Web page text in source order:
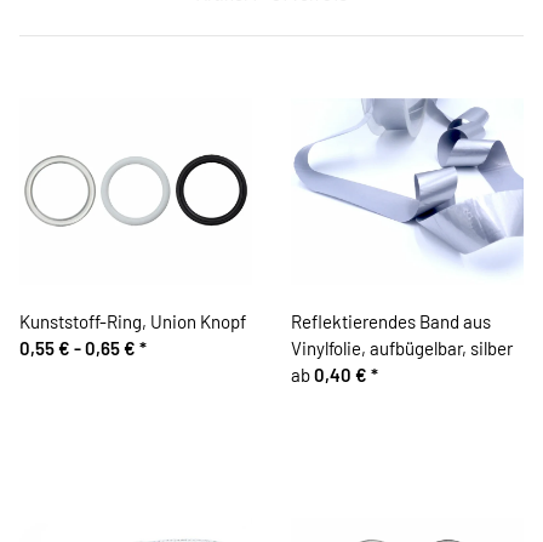
Kunststoff-Ring, Union Knopf
0,55 € -0,65 € *
Reflektierendes Band aus
Vinylfolie, aufbügelbar, silber
ab0,40 € *